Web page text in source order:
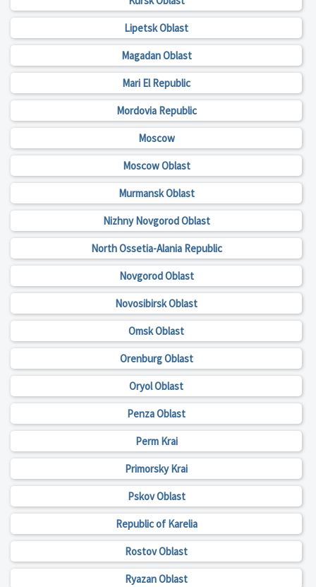
Lipetsk Oblast
Magadan Oblast
Mari El Republic
Mordovia Republic
Moscow
Moscow Oblast
Murmansk Oblast
Nizhny Novgorod Oblast
North Ossetia-Alania Republic
Novgorod Oblast
Novosibirsk Oblast
Omsk Oblast
Orenburg Oblast
Oryol Oblast
Penza Oblast
Perm Krai
Primorsky Krai
Pskov Oblast
Republic of Karelia
Rostov Oblast
Ryazan Oblast